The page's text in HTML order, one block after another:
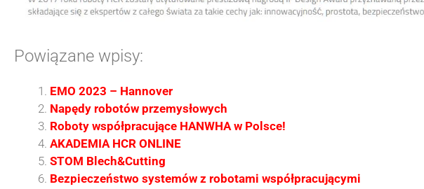
Powiązane wpisy:
EMO 2023 – Hannover
Napędy robotów przemysłowych
Roboty współpracujące HANWHA w Polsce!
AKADEMIA HCR ONLINE
STOM Blech&Cutting
Bezpieczeństwo systemów z robotami współpracującymi